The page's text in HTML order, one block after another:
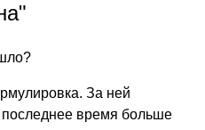
За ней
время больше